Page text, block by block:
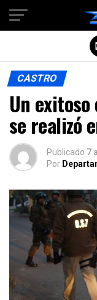
CASTRO
Un
se realizó
Publicado 7
Por